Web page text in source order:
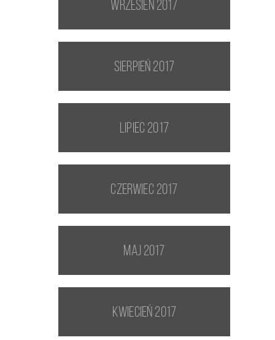
wrzesień 2017
sierpień 2017
lipiec 2017
czerwiec 2017
maj 2017
kwiecień 2017